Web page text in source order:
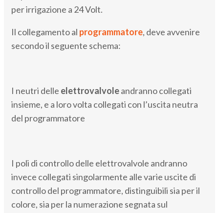
per irrigazione a 24 Volt.
Il collegamento al programmatore, deve avvenire
secondo il seguente schema:
I neutri delle elettrovalvoleandranno collegati
insieme, e a loro volta collegati con l’uscita neutra
del programmatore
I poli di controllo delle elettrovalvole andranno
invece collegati singolarmente alle varie uscite di
controllo del programmatore, distinguibili sia per il
colore, sia per la numerazione segnata sul